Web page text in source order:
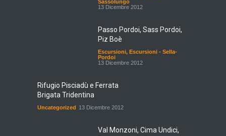
Sassolungo
13 Dicembre 2012
Passo Pordoi, Sass Pordoi,
Piz Boè
Escursioni, Escursioni - Sella-
Pordoi
13 Dicembre 2012
Rifugio Pisciadù e Ferrata
Brigata Tridentina
Uncategorized 13 Dicembre 2012
Val Monzoni, Cima Undici,